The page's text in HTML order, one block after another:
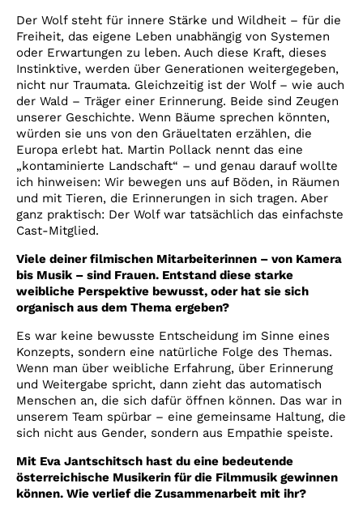
Der Wolf steht für innere Stärke und Wildheit – für die
Freiheit, das eigene Leben unabhängig von Systemen
oder Erwartungen zu leben. Auch diese Kraft, dieses
Instinktive, werden über Generationen weitergegeben,
nicht nur Traumata. Gleichzeitig ist der Wolf – wie auch
der Wald – Träger einer Erinnerung. Beide sind Zeugen
unserer Geschichte. Wenn Bäume sprechen könnten,
würden sie uns von den Gräueltaten erzählen, die
Europa erlebt hat. Martin Pollack nennt das eine
„kontaminierte Landschaft“ – und genau darauf wollte
ich hinweisen: Wir bewegen uns auf Böden, in Räumen
und mit Tieren, die Erinnerungen in sich tragen. Aber
ganz praktisch: Der Wolf war tatsächlich das einfachste
Cast-Mitglied.
Viele deiner filmischen Mitarbeiterinnen – von Kamera
bis Musik – sind Frauen. Entstand diese starke
weibliche Perspektive bewusst, oder hat sie sich
organisch aus dem Thema ergeben?
Es war keine bewusste Entscheidung im Sinne eines
Konzepts, sondern eine natürliche Folge des Themas.
Wenn man über weibliche Erfahrung, über Erinnerung
und Weitergabe spricht, dann zieht das automatisch
Menschen an, die sich dafür öffnen können. Das war in
unserem Team spürbar – eine gemeinsame Haltung, die
sich nicht aus Gender, sondern aus Empathie speiste.
Mit Eva Jantschitsch hast du eine bedeutende
österreichische Musikerin für die Filmmusik gewinnen
können. Wie verlief die Zusammenarbeit mit ihr?